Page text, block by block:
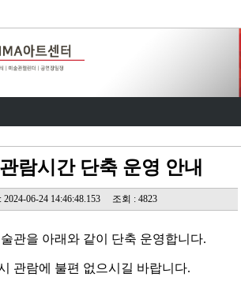
람시간 단축 운영 안내
2024-06-24 14:46:48.153 조회 : 4823
관을 아래와 같이 단축 운영합니다.
관람에 불편 없으시길 바랍니다.